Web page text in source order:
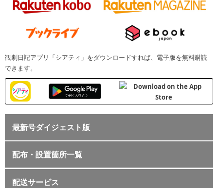
観劇日記アプリ「シアティ」をダウンロードすれば、電子版を無料購読
できます。
最新号ダイジェスト版
配布・設置箇所一覧
配送サービス